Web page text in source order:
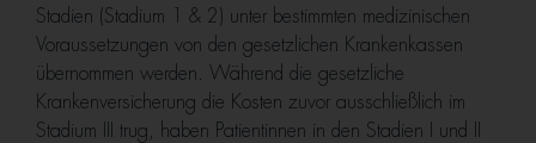
Stadien (Stadium 1 & 2) unter bestimmten medizinischen
Voraussetzungen von den gesetzlichen Krankenkassen
übernommen werden. Während die gesetzliche
Krankenversicherung die Kosten zuvor ausschließlich im
Stadium III trug, haben Patientinnen in den Stadien I und II